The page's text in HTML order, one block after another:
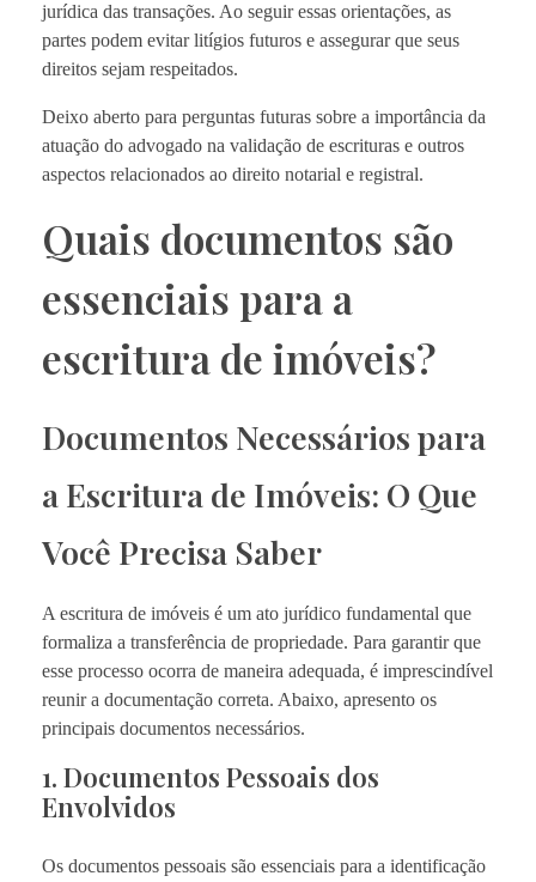
jurídica das transações. Ao seguir essas orientações, as
partes podem evitar litígios futuros e assegurar que seus
direitos sejam respeitados.
Deixo aberto para perguntas futuras sobre a importância da
atuação do advogado na validação de escrituras e outros
aspectos relacionados ao direito notarial e registral.
Quais documentos são
essenciais para a
escritura de imóveis?
Documentos Necessários para
a Escritura de Imóveis: O Que
Você Precisa Saber
A escritura de imóveis é um ato jurídico fundamental que
formaliza a transferência de propriedade. Para garantir que
esse processo ocorra de maneira adequada, é imprescindível
reunir a documentação correta. Abaixo, apresento os
principais documentos necessários.
1. Documentos Pessoais dos
Envolvidos
Os documentos pessoais são essenciais para a identificação